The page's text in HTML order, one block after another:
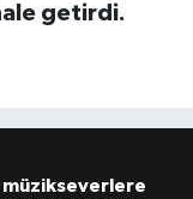
getirdi.
müzikseverlere